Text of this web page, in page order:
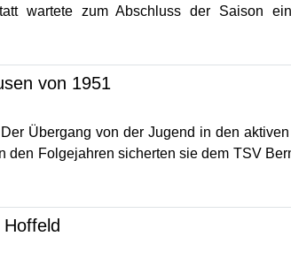
wartete zum Abschluss der Saison
von 1951
Übergang von der Jugend in den
den Folgejahren sicherten sie dem TSV